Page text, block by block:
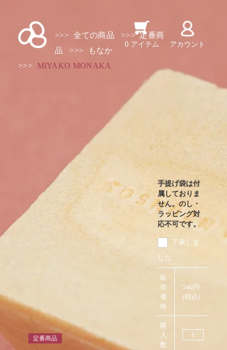
>>> 全ての商品 >>>定番商
品 >>>
もなか
>>> MIYAKO MONAKA
定番商品
手提げ袋は付
属しておりま
せん。のし・
ラッピング対
応不可です。
了承しま
した
販
売
価
格
540円
(税込)
購
入
数
0 アイテム アカウント